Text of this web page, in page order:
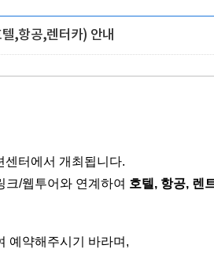
,항공,렌터카) 안내
센터에서 개최됩니다.
크/웹투어와 연계하여 호텔, 항공, 렌
예약해주시기 바라며,